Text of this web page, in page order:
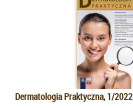
Dermatologia Praktyczna, 1/2022